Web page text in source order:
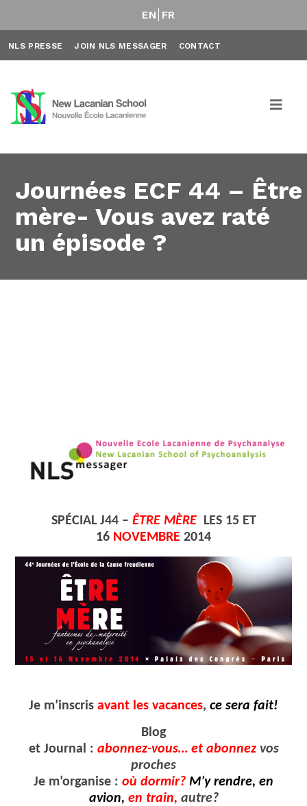
EN FR
NLS PRESSE JOIN NLS MESSAGER CONTACT
Journées ECF 44 – Être
mère- Vous avez raté
un épisode ?
SPÉCIAL J44 – ÊTRE MÈRE
LES 15 ET
16 NOVEMBRE 2014
Je m’inscris avant les vacances, ce sera fait!
Blog
et Journal : abonnez-vous… et abonnez vos
proches
Je m’organise : où dormir? M’y rendre, en
avion, en train, autre?